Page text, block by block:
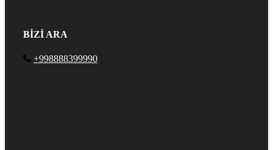
BİZİ ARA
+998888399990